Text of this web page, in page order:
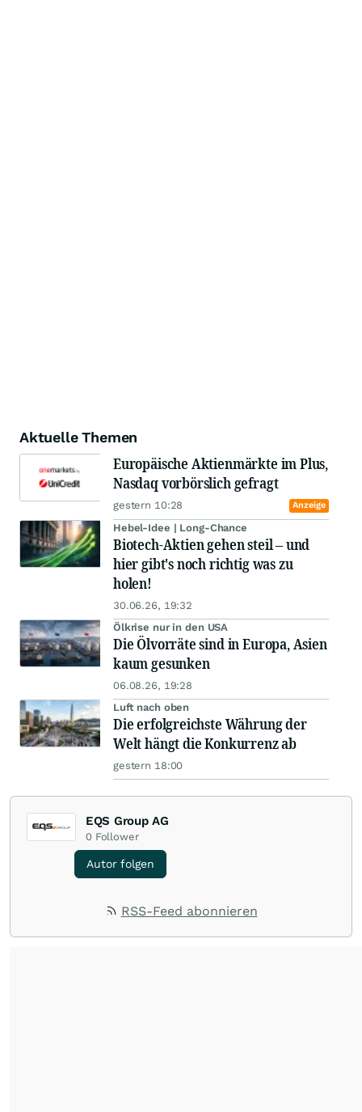
Aktuelle Themen
Europäische Aktienmärkte im Plus,
Nasdaq vorbörslich gefragt
gestern 10:28 Anzeige
Hebel-Idee | Long-Chance
Biotech-Aktien gehen steil – und
hier gibt's noch richtig was zu
holen!
30.06.26, 19:32
Ölkrise nur in den USA
Die Ölvorräte sind in Europa, Asien
kaum gesunken
06.08.26, 19:28
Luft nach oben
Die erfolgreichste Währung der
Welt hängt die Konkurrenz ab
gestern 18:00
EQS Group AG
0 Follower
Autor folgen
RSS-Feed abonnieren